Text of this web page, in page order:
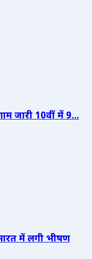
जारी 10वीं में 9...
में लगी भीषण